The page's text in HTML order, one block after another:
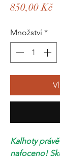
850,00 Kč
Množství *
Kalhoty
nafoceno!